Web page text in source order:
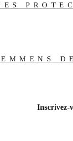
Inscrivez-